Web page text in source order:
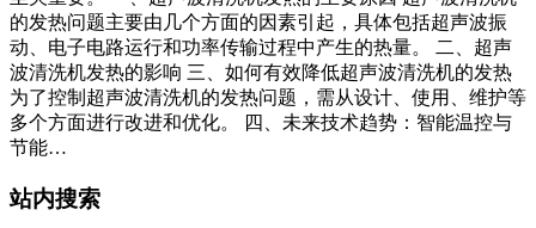
的发热问题主要由几个方面的因素引起，具体包括超声波振
动、电子电路运行和功率传输过程中产生的热量。 二、超声
波清洗机发热的影响 三、如何有效降低超声波清洗机的发热
为了控制超声波清洗机的发热问题，需从设计、使用、维护等
多个方面进行改进和优化。 四、未来技术趋势：智能温控与
节能…
站内搜索